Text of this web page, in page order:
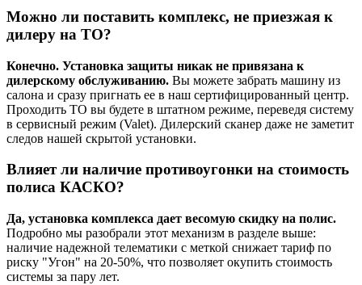
Можно ли поставить комплекс, не приезжая к
дилеру на ТО?
Конечно. Установка защиты никак не привязана к
дилерскому обслуживанию. Вы можете забрать машину из
салона и сразу пригнать ее в наш сертифицированный центр.
Проходить ТО вы будете в штатном режиме, переведя систему
в сервисный режим (Valet). Дилерский сканер даже не заметит
следов нашей скрытой установки.
Влияет ли наличие противоугонки на стоимость
полиса КАСКО?
Да, установка комплекса дает весомую скидку на полис.
Подробно мы разобрали этот механизм в разделе выше:
наличие надежной телематики с меткой снижает тариф по
риску "Угон" на 20-50%, что позволяет окупить стоимость
системы за пару лет.